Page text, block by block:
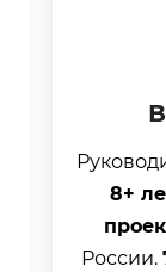
8+
России.